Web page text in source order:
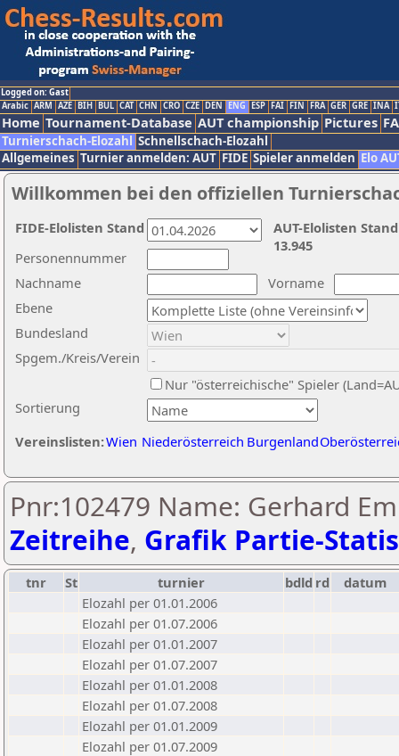
Logged on: Gast
Arabic ARM AZE BIH BUL CAT CHN CRO CZE DEN ENG ESP FAI FIN FRA GER GRE INA
Home Tournament-Database AUT championship Pictures
Turnierschach-Elozahl Schnellschach-Elozahl
Allgemeines Turnier anmelden: AUT FIDE Spieler anmelden Elo
Willkommen bei den offiziellen
Nachname
Vorname
Ebene
Sortierung
Personennummer
Bundesland
Spgem./Kreis/Verein
Nur "österreichische" Spieler
Vereinslisten:Wien Niederösterreich Burgenland
AUT-Elolisten
13.945
FIDE-Elolisten Stand
Pnr:102479 Name: Gerhard
Zeitreihe, Grafik Partie-
tnr St turnier bdld rd
datum
Elozahl per 01.01.2006
Elozahl per 01.07.2006
Elozahl per 01.01.2007
Elozahl per 01.07.2007
Elozahl per 01.01.2008
Elozahl per 01.07.2008
Elozahl per 01.01.2009
Elozahl per 01.07.2009